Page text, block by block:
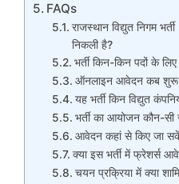
FAQs
राजस्थान विद्युत निगम
निकली है?
भर्ती किन-किन पदों के
ऑनलाइन आवेदन कब शुरू
यह भर्ती किन विद्युत
भर्ती का आयोजन कौन-सी
आवेदन कहां से किए जा
क्या इस भर्ती में फ्रेशर्स
चयन प्रक्रिया में क्या